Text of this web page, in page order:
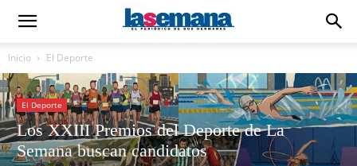
Inicio El Deporte
El Deporte
Los XXIII Premios del Deporte de La
Semana buscan candidatos